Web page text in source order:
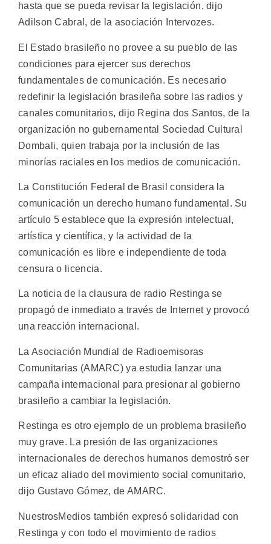
hasta que se pueda revisar la legislación, dijo
Adilson Cabral, de la asociación Intervozes.
El Estado brasileño no provee a su pueblo de las
condiciones para ejercer sus derechos
fundamentales de comunicación. Es necesario
redefinir la legislación brasileña sobre las radios y
canales comunitarios, dijo Regina dos Santos, de la
organización no gubernamental Sociedad Cultural
Dombali, quien trabaja por la inclusión de las
minorías raciales en los medios de comunicación.
La Constitución Federal de Brasil considera la
comunicación un derecho humano fundamental. Su
artículo 5 establece que la expresión intelectual,
artística y científica, y la actividad de la
comunicación es libre e independiente de toda
censura o licencia.
La noticia de la clausura de radio Restinga se
propagó de inmediato a través de Internet y provocó
una reacción internacional.
La Asociación Mundial de Radioemisoras
Comunitarias (AMARC) ya estudia lanzar una
campaña internacional para presionar al gobierno
brasileño a cambiar la legislación.
Restinga es otro ejemplo de un problema brasileño
muy grave. La presión de las organizaciones
internacionales de derechos humanos demostró ser
un eficaz aliado del movimiento social comunitario,
dijo Gustavo Gómez, de AMARC.
NuestrosMedios también expresó solidaridad con
Restinga y con todo el movimiento de radios